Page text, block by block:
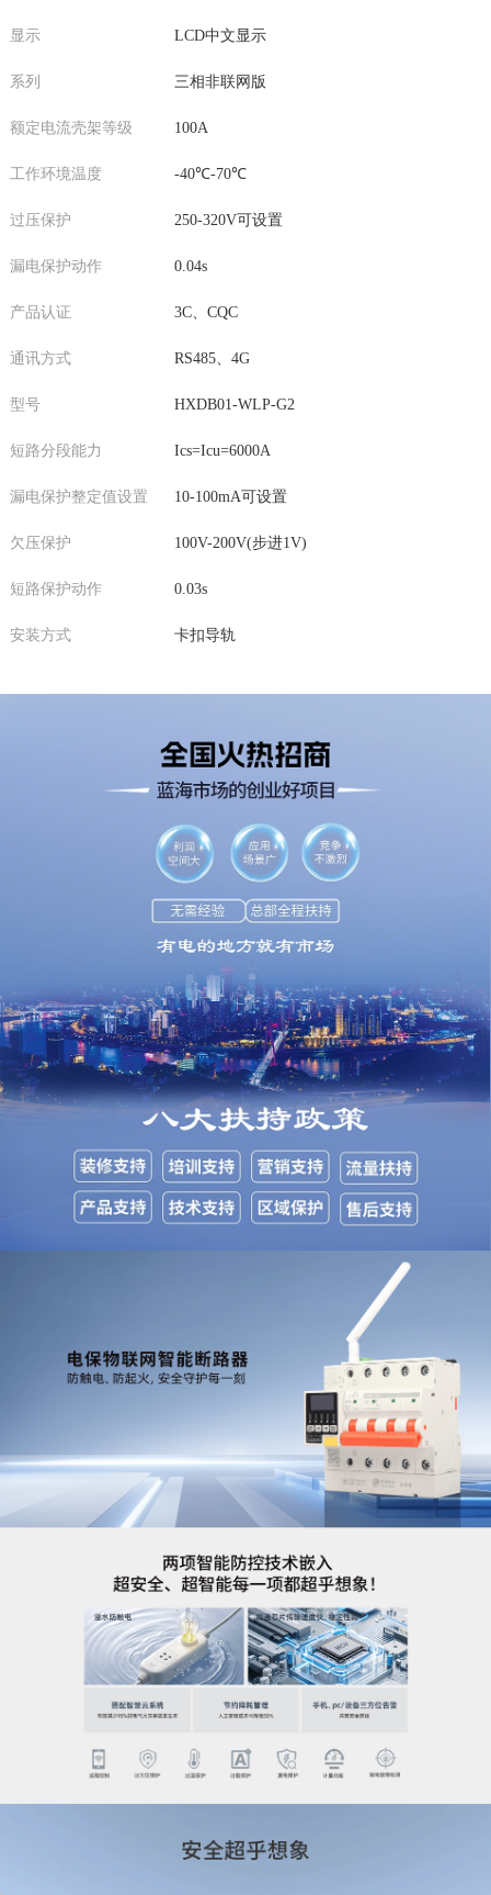
显示 LCD中文显示
系列 三相非联网版
额定电流壳架等级 100A
工作环境温度 -40℃-70℃
过压保护 250-320V可设置
漏电保护动作 0.04s
产品认证 3C、CQC
通讯方式 RS485、4G
型号 HXDB01-WLP-G2
短路分段能力 Ics=Icu=6000A
漏电保护整定值设置 10-100mA可设置
欠压保护 100V-200V(步进1V)
短路保护动作 0.03s
安装方式 卡扣导轨